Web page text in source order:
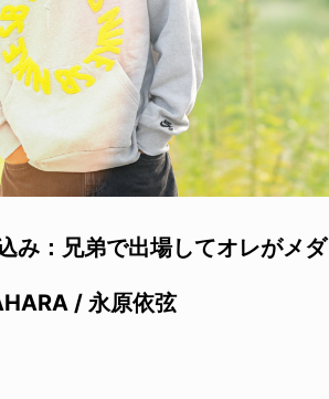
み：兄弟で出場してオレがメダ
/ 永原依弦